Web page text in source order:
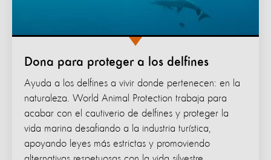
Dona para proteger a los delfines
Ayuda a los delfines a vivir donde pertenecen: en la
naturaleza. World Animal Protection trabaja para
acabar con el cautiverio de delfines y proteger la
vida marina desafiando a la industria turística,
apoyando leyes más estrictas y promoviendo